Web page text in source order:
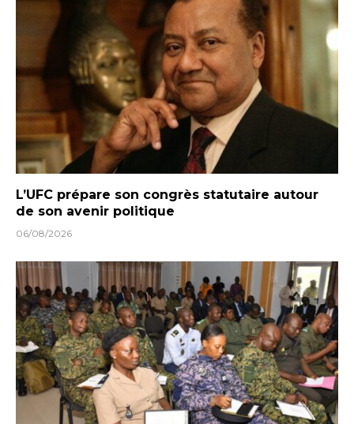
L’UFC prépare son congrès statutaire autour
de son avenir politique
06/08/2026